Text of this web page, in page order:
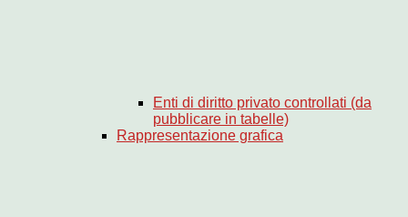
Enti di diritto privato controllati (da
pubblicare in tabelle)
Rappresentazione grafica